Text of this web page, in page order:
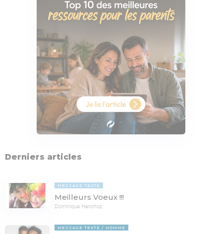
Derniers articles
MESSAGE TEXTE
Meilleurs Voeux !!!
Dominique Henchoz
MESSAGE TEXTE HOMME